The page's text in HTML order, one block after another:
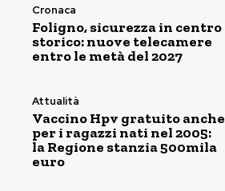
Cronaca
Foligno, sicurezza in centro
storico: nuove telecamere
entro le metà del 2027
Attualità
Vaccino Hpv gratuito anche
per i ragazzi nati nel 2005:
la Regione stanzia 500mila
euro